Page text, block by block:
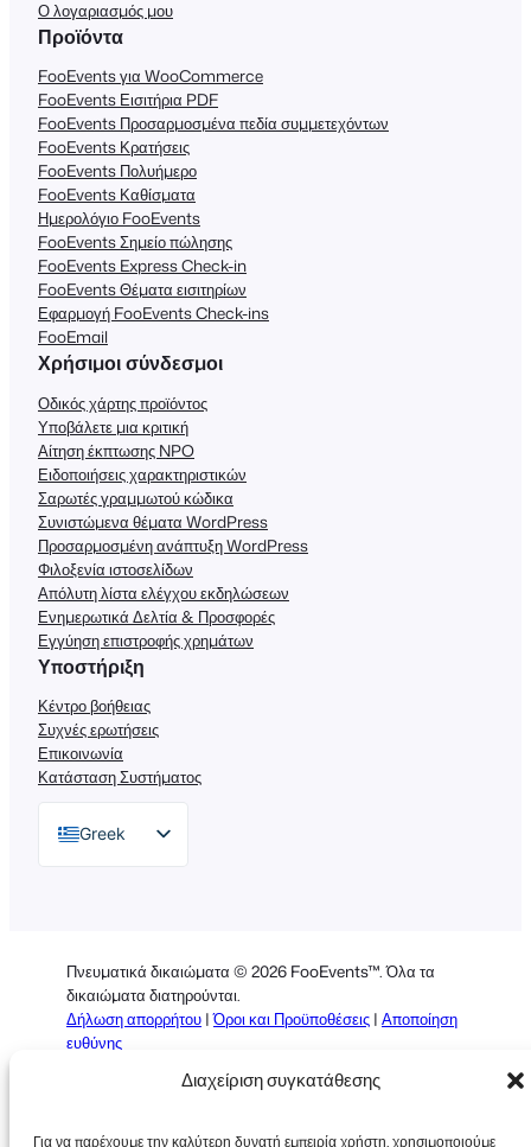
Διαχείριση συγκατάθεσης
Για να παρέχουμε την καλύτερη δυνατή εμπειρία χρήστη, χρησιμοποιούμε
Ο λογαριασμός μου
Προϊόντα
FooEvents για WooCommerce
FooEvents Εισιτήρια PDF
FooEvents Προσαρμοσμένα πεδία συμμετεχόντων
FooEvents Κρατήσεις
FooEvents Πολυήμερο
FooEvents Καθίσματα
Ημερολόγιο FooEvents
FooEvents Σημείο πώλησης
FooEvents Express Check-in
FooEvents Θέματα εισιτηρίων
Εφαρμογή FooEvents Check-ins
FooEmail
Χρήσιμοι σύνδεσμοι
Οδικός χάρτης προϊόντος
Υποβάλετε μια κριτική
Αίτηση έκπτωσης NPO
Ειδοποιήσεις χαρακτηριστικών
Σαρωτές γραμμωτού κώδικα
Συνιστώμενα θέματα WordPress
Προσαρμοσμένη ανάπτυξη WordPress
Φιλοξενία ιστοσελίδων
Απόλυτη λίστα ελέγχου εκδηλώσεων
Ενημερωτικά Δελτία & Προσφορές
Εγγύηση επιστροφής χρημάτων
Υποστήριξη
Κέντρο βοήθειας
Συχνές ερωτήσεις
Επικοινωνία
Κατάσταση Συστήματος
Greek
Spanish
Italian
Πνευματικά δικαιώματα © 2026 FooEvents™. Όλα τα
δικαιώματα διατηρούνται.
Δήλωση απορρήτου |Όροι και Προϋποθέσεις | Αποποίηση
ευθύνης